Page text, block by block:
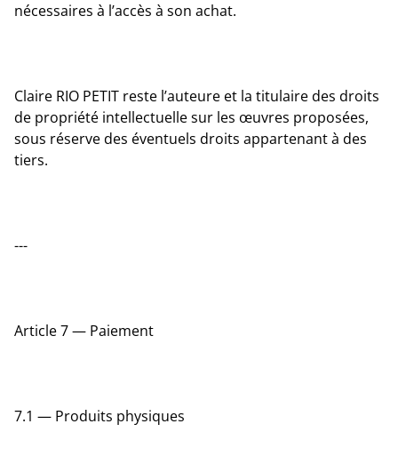
nécessaires à l’accès à son achat.
Claire RIO PETIT reste l’auteure et la titulaire des droits
de propriété intellectuelle sur les œuvres proposées,
sous réserve des éventuels droits appartenant à des
tiers.
---
Article 7 — Paiement
7.1 — Produits physiques